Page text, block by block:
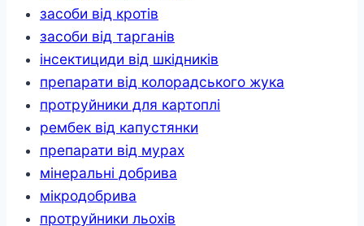
засоби від кротів
засоби від тарганів
інсектициди від шкідників
препарати від колорадського жука
протруйники для картоплі
рембек від капустянки
препарати від мурах
мінеральні добрива
мікродобрива
протруйники льохів